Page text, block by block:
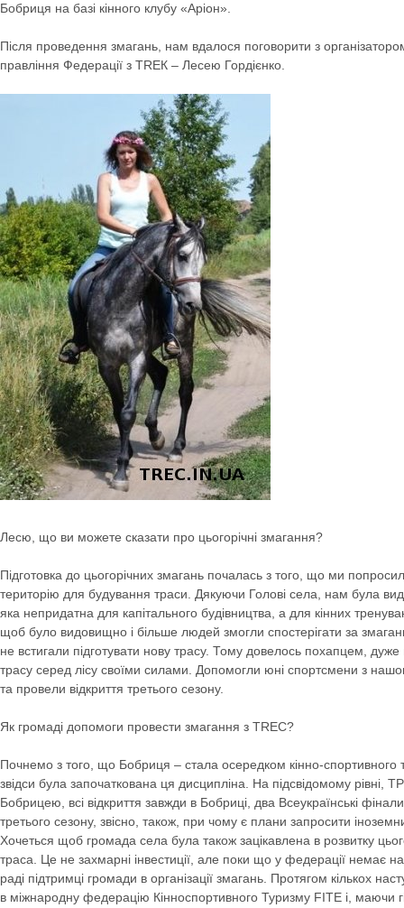
Бобриця на базі кінного клубу «Аріон».
Після проведення змагань, нам вдалося поговорити з
правління Федерації з ТRЕК – Лесею Гордієнко.
Лесю, що ви можете сказати про цьогорічні змагання?
Підготовка до цьогорічних змагань почалась з того, що ми
територію для будування траси. Дякуючи Голові села, нам була
яка непридатна для капітального будівництва, а для кінних
щоб було видовищно і більше людей змогли спостерігати за
не встигали підготувати нову трасу. Тому довелось похапцем, дуже
трасу серед лісу своїми силами. Допомогли юні спортсмени з
та провели відкриття третього сезону.
Як громаді допомоги провести змагання з TREC?
Почнемо з того, що Бобриця – стала осередком кінно-спортивного
звідси була започаткована ця дисципліна. На підсвідомому рівні,
Бобрицею, всі відкриття завжди в Бобриці, два Всеукраїнські
третього сезону, звісно, також, при чому є плани запросити
Хочеться щоб громада села була також зацікавлена в розвитку
траса. Це не захмарні інвестиції, але поки що у федерації немає
раді підтримці громади в організації змагань. Протягом кількох
в міжнародну федерацію Кінноспортивного Туризму FITE і, маючи